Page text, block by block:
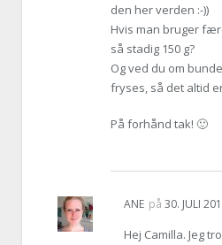
den her verden :-))
Hvis man bruger
så stadig 150 g?
Og ved du om
fryses, så det altid
På forhånd tak! 🙂
ANE på 30. JULI
Hej Camilla. Jeg